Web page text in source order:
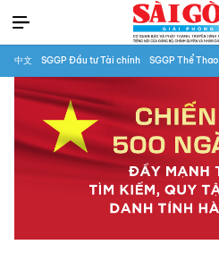
中文 SGGP Đầu tư Tài chính SGGP Thể Thao